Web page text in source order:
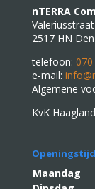
nTERRA
2517 HN
telefoon:
e-mail:
Algemene
KvK